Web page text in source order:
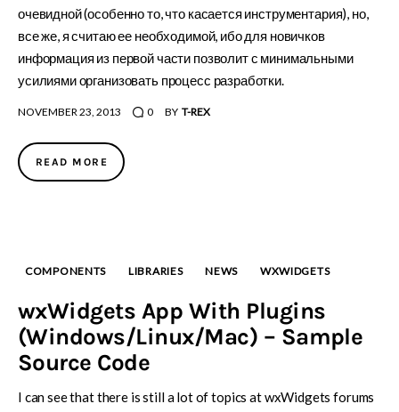
очевидной (особенно то, что касается инструментария), но,
все же, я считаю ее необходимой, ибо для новичков
информация из первой части позволит с минимальными
усилиями организовать процесс разработки.
NOVEMBER 23, 2013 0 BY T-REX
READ MORE
COMPONENTS LIBRARIES NEWS WXWIDGETS
wxWidgets App With Plugins
(Windows/Linux/Mac) – Sample
Source Code
I can see that there is still a lot of topics at wxWidgets forums